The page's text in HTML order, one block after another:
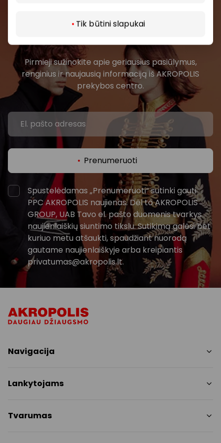
Tik būtini slapukai
Prisijunkite prie mūsų
bendruomenės
Pirmieji sužinokite apie geriausius pasiūlymus,
renginius ir naujausią informaciją iš AKROPOLIS
prekybos centro.
Prenumeruoti
Spustelėdamas „Prenumeruoti“ sutinki gauti
PPC AKROPOLIS naujienas. Dėl to AKROPOLIS
GROUP, UAB Tavo el. pašto duomenis tvarkys
naujienlaiškių siuntimo tikslu. Sutikimą galėsi bet
kuriuo metu atšaukti, spaudžiant nuorodą
gautame naujienlaiškyje arba kreipiantis
privatumas@akropolis.lt.
Navigacija
Paslaugos
Pramogos
Lankytojams
Nemokami patogumai
Tvarumas